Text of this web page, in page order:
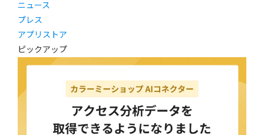
ニュース
プレス
アプリストア
ピックアップ